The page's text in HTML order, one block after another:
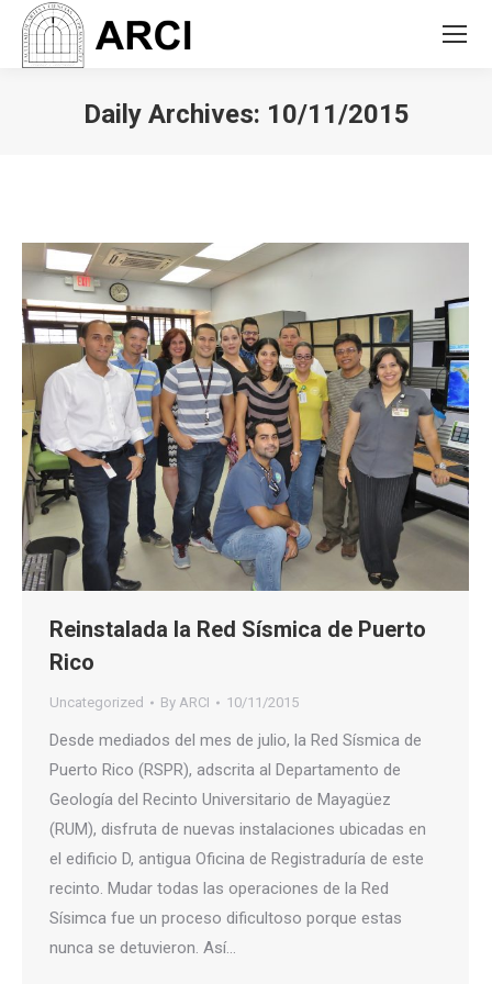
Daily Archives: 10/11/2015
Reinstalada la Red Sísmica de Puerto
Rico
Uncategorized By ARCI 10/11/2015
Desde mediados del mes de julio, la Red Sísmica de
Puerto Rico (RSPR), adscrita al Departamento de
Geología del Recinto Universitario de Mayagüez
(RUM), disfruta de nuevas instalaciones ubicadas en
el edificio D, antigua Oficina de Registraduría de este
recinto. Mudar todas las operaciones de la Red
Sísimca fue un proceso dificultoso porque estas
nunca se detuvieron. Así…